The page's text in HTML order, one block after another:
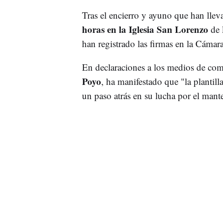
Tras el encierro y ayuno que han
horas en la Iglesia San Lorenzo de
han registrado las firmas en la
En declaraciones a los medios de
Poyo, ha manifestado que "la
un paso atrás en su lucha por el